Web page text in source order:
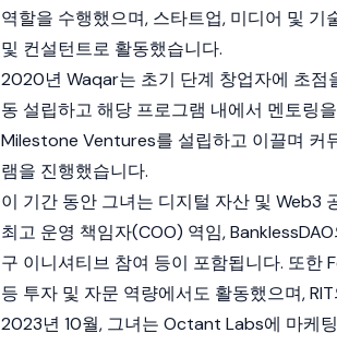
역할을 수행했으며, 스타트업, 미디어 및
및 컨설턴트로 활동했습니다.
2020년 Waqar는 초기 단계 창업자에 초
동 설립하고 해당 프로그램 내에서 멘토링
Milestone Ventures를 설립하고 이끌며 커
램을 진행했습니다.
이 기간 동안 그녀는 디지털 자산 및 Web3
최고 운영 책임자(COO) 역임,BanklessDAO
구 이니셔티브 참여 등이 포함됩니다. 또한
등 투자 및 자문 역량에서도 활동했으며,
2023년 10월, 그녀는 Octant Labs에 마케